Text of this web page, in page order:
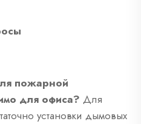
пожарной
для офиса? Для
установки дымовых